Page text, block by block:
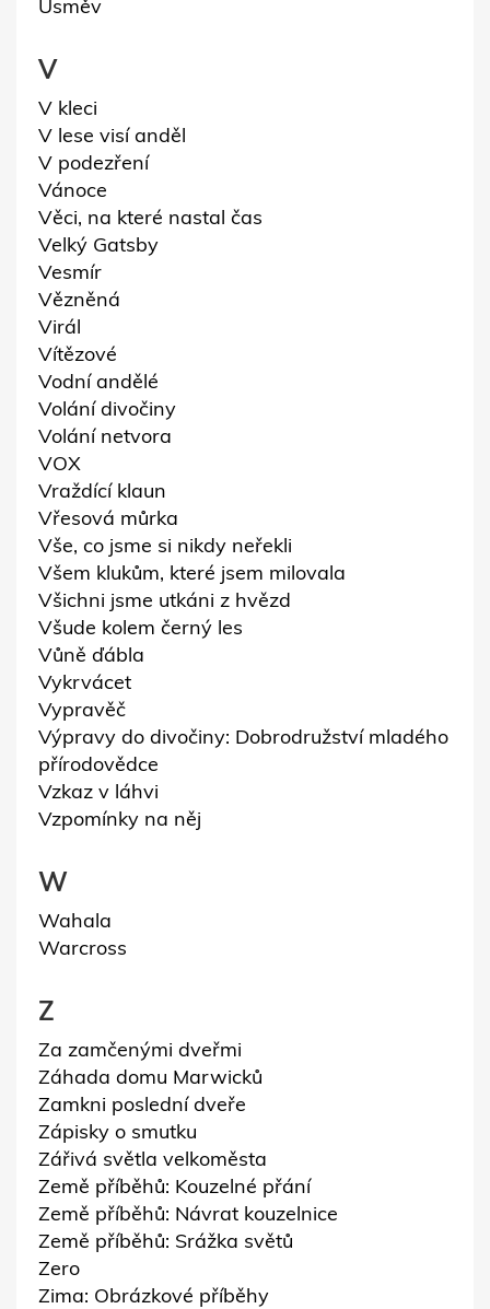
Úsměv
V
V kleci
V lese visí anděl
V podezření
Vánoce
Věci, na které nastal čas
Velký Gatsby
Vesmír
Vězněná
Virál
Vítězové
Vodní andělé
Volání divočiny
Volání netvora
VOX
Vraždící klaun
Vřesová můrka
Vše, co jsme si nikdy neřekli
Všem klukům, které jsem milovala
Všichni jsme utkáni z hvězd
Všude kolem černý les
Vůně ďábla
Vykrvácet
Vypravěč
Výpravy do divočiny: Dobrodružství mladého
přírodovědce
Vzkaz v láhvi
Vzpomínky na něj
W
Wahala
Warcross
Z
Za zamčenými dveřmi
Záhada domu Marwicků
Zamkni poslední dveře
Zápisky o smutku
Zářivá světla velkoměsta
Země příběhů: Kouzelné přání
Země příběhů: Návrat kouzelnice
Země příběhů: Srážka světů
Zero
Zima: Obrázkové příběhy